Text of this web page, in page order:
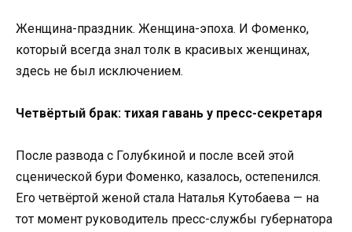
Женщина-праздник. Женщина-эпоха. И Фоменко,
который всегда знал толк в красивых женщинах,
здесь не был исключением.
Четвёртый брак: тихая гавань у пресс-секретаря
После развода с Голубкиной и после всей этой
сценической бури Фоменко, казалось, остепенился.
Его четвёртой женой стала Наталья Кутобаева — на
тот момент руководитель пресс-службы губернатора